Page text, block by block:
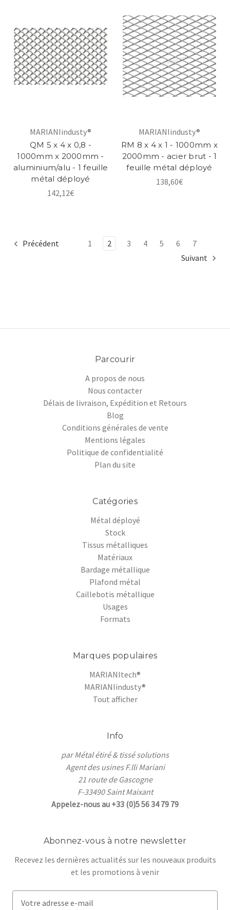
MARIANIindusty®
QM 5 x 4 x 0,8 -
1000mm x 2000mm -
aluminium/alu - 1 feuille
métal déployé
142,12€
MARIANIindusty®
RM 8 x 4 x 1 - 1000mm x
2000mm - acier brut - 1
feuille métal déployé
138,60€
Précédent 1 2 3 4 5 6
7
Suivant
Parcourir
A propos de nous
Nous contacter
Délais de livraison, Expédition et Retours
Blog
Conditions générales de vente
Mentions légales
Politique de confidentialité
Plan du site
Catégories
Métal déployé
Stock
Tissus métalliques
Matériaux
Bardage métallique
Plafond métal
Caillebotis métallique
Usages
Formats
Marques populaires
MARIANItech®
MARIANIindusty®
Tout afficher
Info
par Métal étiré & tissé solutions
Agent des usines F.lli Mariani
21 route de Gascogne
F-33490 Saint Maixant
Appelez-nous au +33 (0)5 56 34 79 79
Abonnez-vous à notre newsletter
Recevez les dernières actualités sur les nouveaux produits
et les promotions à venir